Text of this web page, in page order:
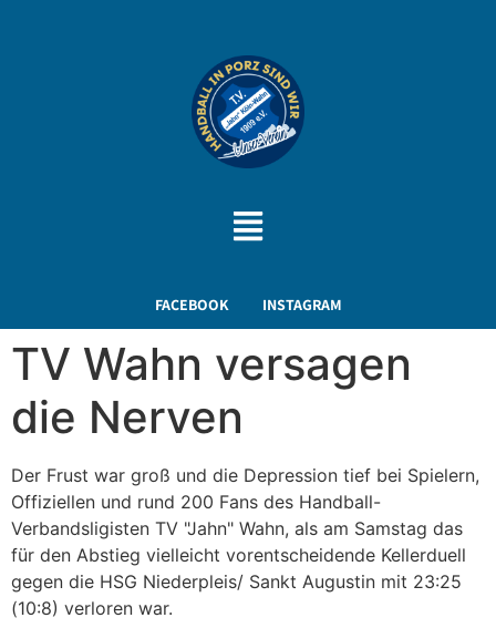
FACEBOOK INSTAGRAM
TV Wahn versagen
die Nerven
Der Frust war groß und die Depression tief bei Spielern,
Offiziellen und rund 200 Fans des Handball-
Verbandsligisten TV "Jahn" Wahn, als am Samstag das
für den Abstieg vielleicht vorentscheidende Kellerduell
gegen die HSG Niederpleis/ Sankt Augustin mit 23:25
(10:8) verloren war.